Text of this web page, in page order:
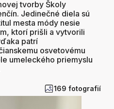
tvorby Školy
Jedinečné diela sú
mesta módy nesie
ktorí prišli a vytvorili
patrí
osvetovému
umeleckého priemyslu
169 fotografií